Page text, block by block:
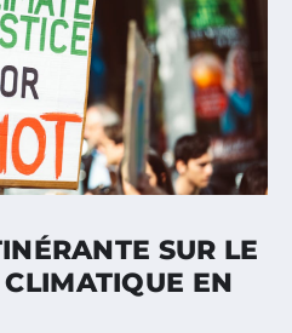
SUR LE
EN